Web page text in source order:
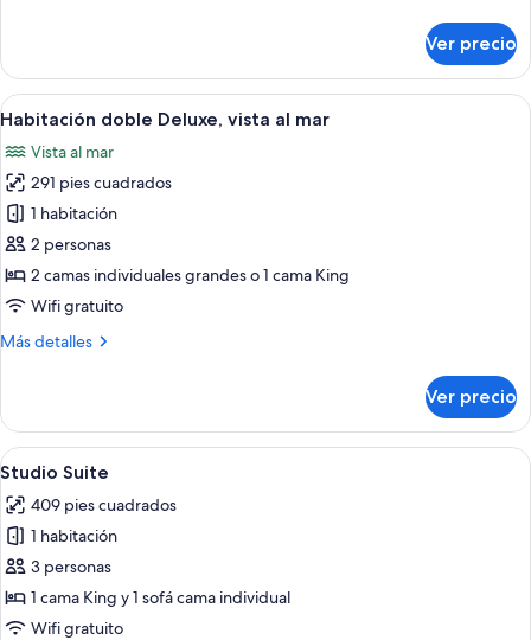
doble
Deluxe
Ver precio
Abrir
todas
las
fotos
de
Habitación
doble
Deluxe,
al
Un dormitorio moderno con una
5
Habitación doble Deluxe, vista al mar
Vista al mar
291 pies cuadrados
1 habitación
2 personas
2 camas individuales grandes o 1 cama King
Wifi gratuito
Más detalles
Más
doble
Deluxe,
vista
mar
Ver precio
Abrir
todas
las
fotos
de
Studio
Suite
Habitación de hotel con una cama
5
Studio Suite
409 pies cuadrados
1 habitación
3 personas
1 cama King y 1 sofá cama individual
Wifi gratuito